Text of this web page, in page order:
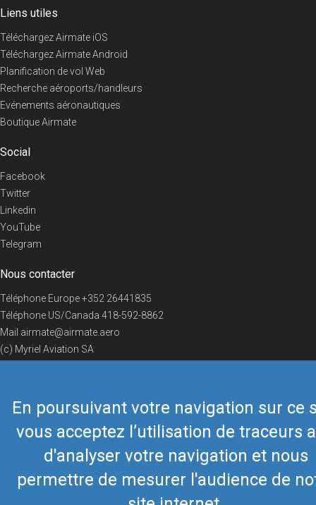
En poursuivant votre navigation sur ce
vous acceptez l’utilisation de traceurs
d'analyser votre navigation et nous
permettre de mesurer l'audience de
Liens utiles
Téléchargez Airmate iOS
Téléchargez Airmate Android
Planification de vol Web
Recherche aéroports/handleurs
Evénements aéronautiques
Boutique Airmate
Social
Facebook
Twitter
Linkedin
YouTube
Telegram
Nous contacter
Téléphone Europe+352 26441835
Téléphone US/Canada 418-592-8862
Mail airmate@airmate.aero
(c) Myriel Aviation SA
© 2019 Airmate -Conditions d'utilisation- Vie privée Back to top